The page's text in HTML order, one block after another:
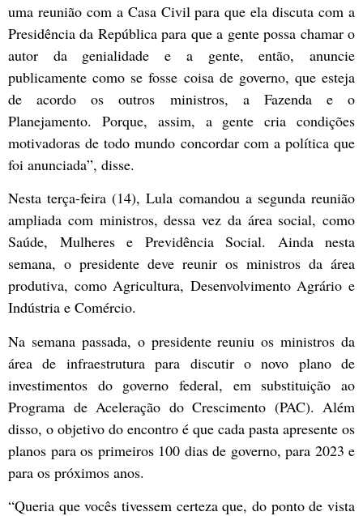
uma reunião com a Casa Civil para que ela discuta com a
Presidência da República para que a gente possa chamar o
autor da genialidade e a gente, então, anuncie
publicamente como se fosse coisa de governo, que esteja
de acordo os outros ministros, a Fazenda e o
Planejamento. Porque, assim, a gente cria condições
motivadoras de todo mundo concordar com a política que
foi anunciada”, disse.
Nesta terça-feira (14), Lula comandou a segunda reunião
ampliada com ministros, dessa vez da área social, como
Saúde, Mulheres e Previdência Social. Ainda nesta
semana, o presidente deve reunir os ministros da área
produtiva, como Agricultura, Desenvolvimento Agrário e
Indústria e Comércio.
Na semana passada, o presidente reuniu os ministros da
área de infraestrutura para discutir o novo plano de
investimentos do governo federal, em substituição ao
Programa de Aceleração do Crescimento (PAC). Além
disso, o objetivo do encontro é que cada pasta apresente os
planos para os primeiros 100 dias de governo, para 2023 e
para os próximos anos.
“Queria que vocês tivessem certeza que, do ponto de vista